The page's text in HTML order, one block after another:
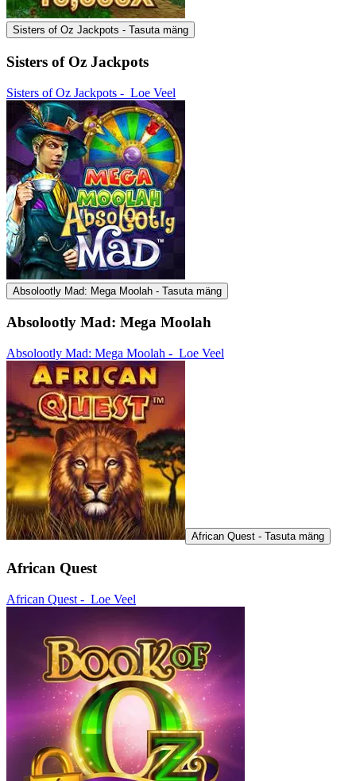
Sisters of Oz Jackpots - Tasuta mäng
Sisters of Oz Jackpots
Sisters of Oz Jackpots - Loe Veel
Absolootly Mad: Mega Moolah - Tasuta mäng
Absolootly Mad: Mega Moolah
Absolootly Mad: Mega Moolah - Loe Veel
African Quest - Tasuta mäng
African Quest
African Quest - Loe Veel